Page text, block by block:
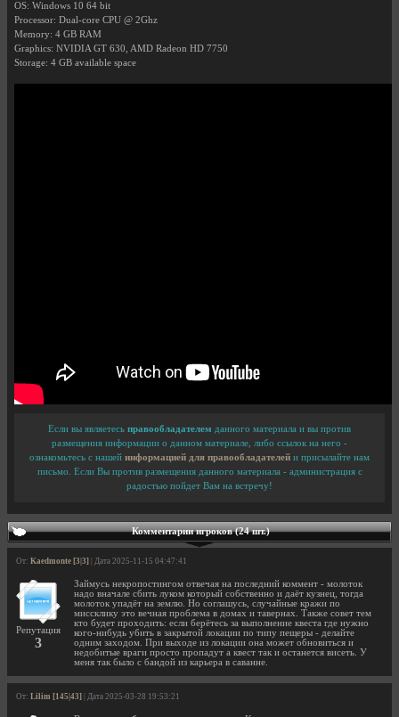
OS: Windows 10 64 bit
Processor: Dual-core CPU @ 2Ghz
Memory: 4 GB RAM
Graphics: NVIDIA GT 630, AMD Radeon HD 7750
Storage: 4 GB available space
Если вы являетесь правообладателем данного материала и вы против
размещения информации о данном материале, либо ссылок на него -
ознакомьтесь с нашей информацией для правообладателей и присылайте нам
письмо. Если Вы против размещения данного материала - администрация с
радостью пойдет Вам на встречу!
Комментарии игроков (24 шт.)
От: Kaedmonte [3|3] | Дата 2025-11-15 04:47:41
Репутация
3
Займусь некропостингом отвечая на последний коммент - молоток
надо вначале сбить луком который собственно и даёт кузнец, тогда
молоток упадёт на землю. Но соглашусь, случайные кражи по
миссклику это вечная проблема в домах и тавернах. Также совет тем
кто будет проходить: если берётесь за выполнение квеста где нужно
кого-нибудь убить в закрытой локации по типу пещеры - делайте
одним заходом. При выходе из локации она может обновиться и
недобитые враги просто пропадут а квест так и останется висеть. У
меня так было с бандой из карьера в саванне.
От: Lilim [145|43] | Дата 2025-03-28 19:53:21